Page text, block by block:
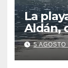
La
Aldán,
5 AGOSTO